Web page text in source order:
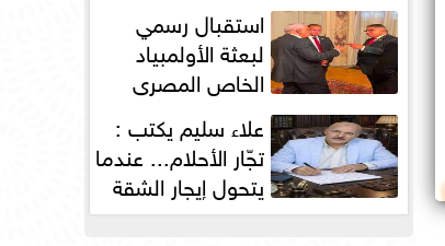
استقبال رسمي
لبعثة الأولمبياد
الخاص المصري
بسفارة مصر في
باريس علاء سليم يكتب :
تجّار الأحلام... عندما
يتحول إيجار الشقة
إلى مقصلةٍ...